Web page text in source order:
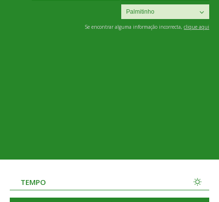
Se encontrar alguma informação incorrecta, clique aqui
TEMPO